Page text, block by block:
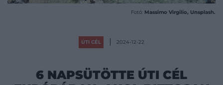
Fotó: Massimo Virgilio, Unsplash.
ÚTI CÉL 2024-12-22
6 NAPSÜTÖTTE ÚTI CÉL